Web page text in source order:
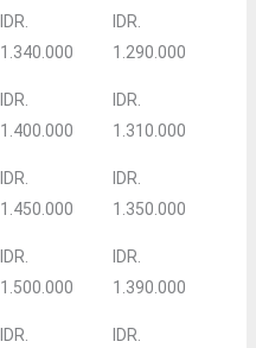
IDR.
1.340.000
IDR.
1.290.000
IDR.
1.400.000
IDR.
1.310.000
IDR.
1.450.000
IDR.
1.350.000
IDR.
1.500.000
IDR.
1.390.000
IDR.
IDR.